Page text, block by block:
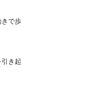
きで歩
き起